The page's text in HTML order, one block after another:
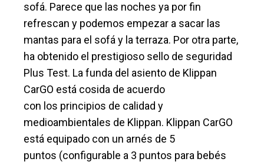
sofá. Parece que las noches ya por fin
refrescan y podemos empezar a sacar las
mantas para el sofá y la terraza. Por otra parte,
ha obtenido el prestigioso sello de seguridad
Plus Test. La funda del asiento de Klippan
CarGO está cosida de acuerdo
con los principios de calidad y
medioambientales de Klippan. Klippan CarGO
está equipado con un arnés de 5
puntos (configurable a 3 puntos para bebés